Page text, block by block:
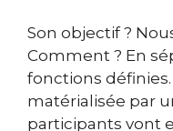
Son objectif ?
Comment ? En
fonctions
matérialisée par
participants vont